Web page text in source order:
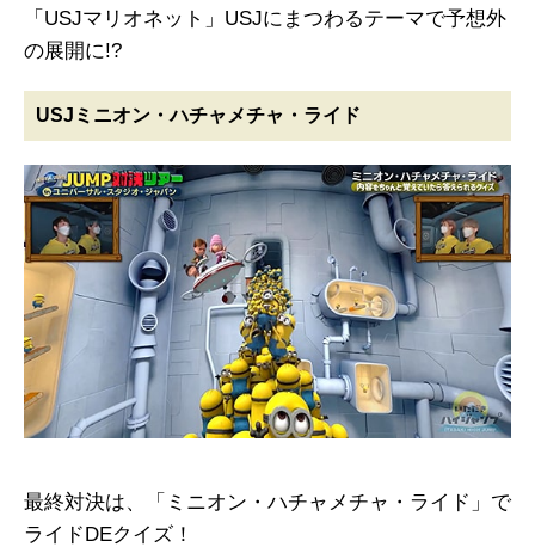
「USJマリオネット」USJにまつわるテーマで予想外
の展開に!?
USJミニオン・ハチャメチャ・ライド
最終対決は、「ミニオン・ハチャメチャ・ライド」で
ライドDEクイズ！